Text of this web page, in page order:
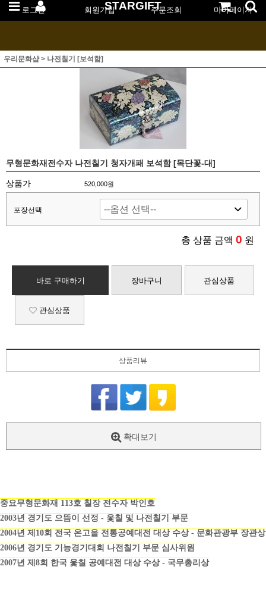
로그인 회원가입 주문조회 마이페이지
STARGIFT
우리문화샵> 나전칠기 [보석함]
무형문화재전수자 나전칠기 청자개패 보석함 [목단꽃-대]
상품가 520,000원
포장선택
총 상품 금액 0 원
바로 구매하기 장바구니 관심상품
관심상품
상품리뷰
확대보기
중요무형문화재 113호 칠장 전수자 박인호
2003년 경기도 으뜸이 선정 - 옻칠 및 나전칠기 부문
2004년 제10회 전국 온고을 전통공예대전 대상 수상 - 문화관광부 장관상
2006년 경기도 기능경기대회 나전칠기 부문 심사위원
2007년 제8회 한국 옻칠 공예대전 대상 수상 - 국무총리상